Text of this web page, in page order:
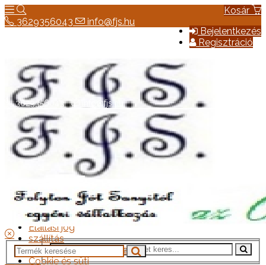
Kosár
Bejelentkezés
Regisztráció
3629356043 info@fjs.hu
Hírek
Elérhetőség
Általános szerződési feltételek
Elállási jog
szállítás
Adatkezelési tájékoztató
Cookie és süti
3629356043 info@fjs.hu